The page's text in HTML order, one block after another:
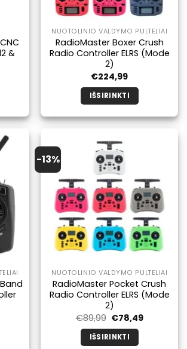
&
NUOTOLINIO VALDYMO PULTELIAI
RadioMaster Boxer Crush
Radio Controller ELRS (Mode
2)
€224,99
IŠSIRINKTI
produktas
turi
kelis
variantus.
Galimybe
galite
pasirinkti
produkto
puslapyje.
-13%
NUOTOLINIO VALDYMO PULTELIAI
RadioMaster Pocket Crush
Radio Controller ELRS (Mode
2)
€89,99 Pradinė
kaina
buvo:
€89,99.
€78,49Dabartinė
IŠSIRINKTI